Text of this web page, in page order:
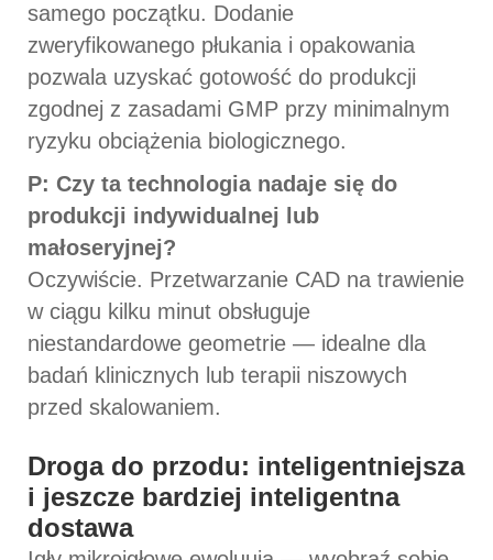
samego początku. Dodanie
zweryfikowanego płukania i opakowania
pozwala uzyskać gotowość do produkcji
zgodnej z zasadami GMP przy minimalnym
ryzyku obciążenia biologicznego.
P: Czy ta technologia nadaje się do
produkcji indywidualnej lub
małoseryjnej?
Oczywiście. Przetwarzanie CAD na trawienie
w ciągu kilku minut obsługuje
niestandardowe geometrie — idealne dla
badań klinicznych lub terapii niszowych
przed skalowaniem.
Droga do przodu: inteligentniejsza
i jeszcze bardziej inteligentna
dostawa